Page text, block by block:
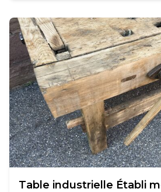
Table industrielle Établi